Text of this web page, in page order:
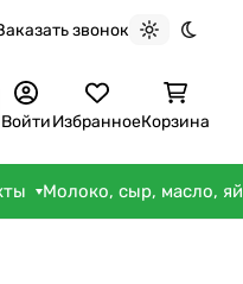
звонок
Светлая
ВойтиИзбранноеКорзина
Молоко, сыр, масло,